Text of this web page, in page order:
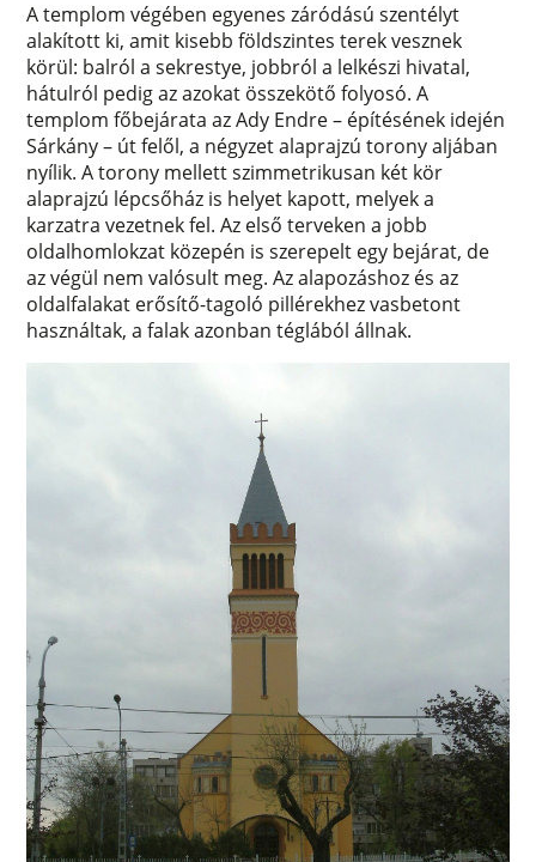
A templom végében egyenes záródású szentélyt
alakított ki, amit kisebb földszintes terek vesznek
körül: balról a sekrestye, jobbról a lelkészi hivatal,
hátulról pedig az azokat összekötő folyosó. A
templom főbejárata az Ady Endre – építésének idején
Sárkány – út felől, a négyzet alaprajzú torony aljában
nyílik. A torony mellett szimmetrikusan két kör
alaprajzú lépcsőház is helyet kapott, melyek a
karzatra vezetnek fel. Az első terveken a jobb
oldalhomlokzat közepén is szerepelt egy bejárat, de
az végül nem valósult meg. Az alapozáshoz és az
oldalfalakat erősítő-tagoló pillérekhez vasbetont
használtak, a falak azonban téglából állnak.